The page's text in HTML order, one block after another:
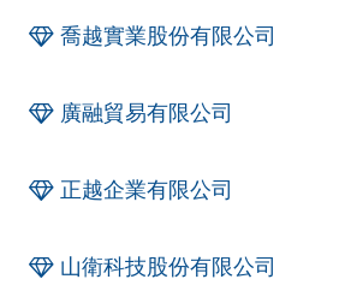
喬越實業股份有限公司
廣融貿易有限公司
正越企業有限公司
山衛科技股份有限公司